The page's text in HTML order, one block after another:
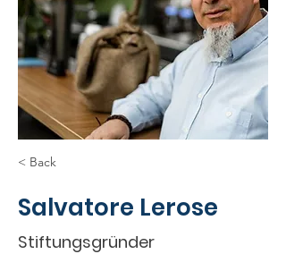
< Back
Salvatore Lerose
Stiftungsgründer